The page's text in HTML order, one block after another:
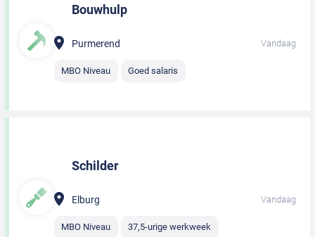
Bouwhulp
Purmerend Vandaag
MBO Niveau Goed salaris
Schilder
Elburg Vandaag
MBO Niveau 37,5-urige werkweek